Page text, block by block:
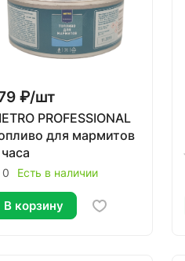
₽/шт
PROFESSIONAL
для мармитов
0 Есть в наличии
В корзину